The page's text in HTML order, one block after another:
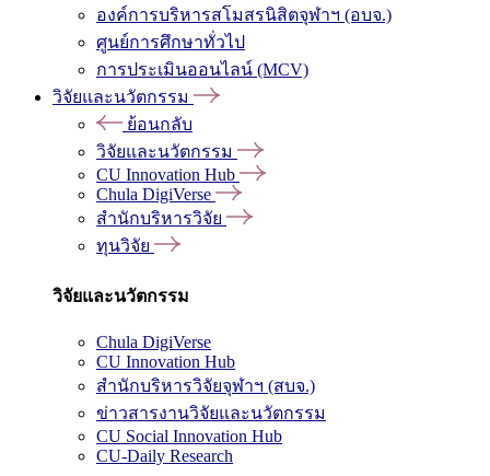
องค์การบริหารสโมสรนิสิตจุฬาฯ (อบจ.)
ศูนย์การศึกษาทั่วไป
การประเมินออนไลน์ (MCV)
วิจัยและนวัตกรรม
ย้อนกลับ
วิจัยและนวัตกรรม
CU Innovation Hub
Chula DigiVerse
สำนักบริหารวิจัย
ทุนวิจัย
วิจัยและนวัตกรรม
Chula DigiVerse
CU Innovation Hub
สำนักบริหารวิจัยจุฬาฯ (สบจ.)
ข่าวสารงานวิจัยและนวัตกรรม
CU Social Innovation Hub
CU-Daily Research